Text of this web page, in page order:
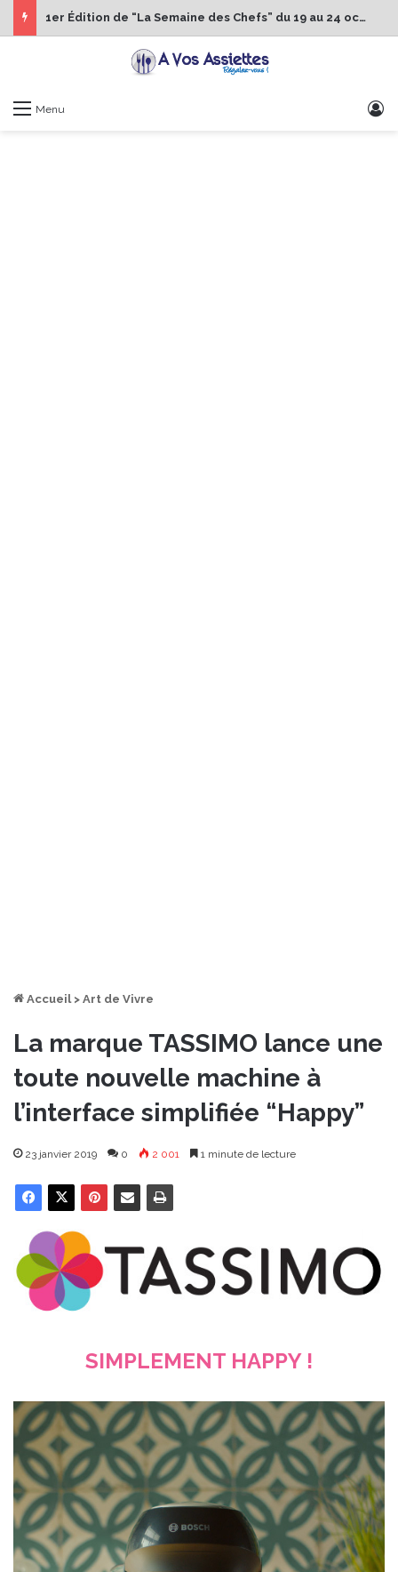
1er Édition de “La Semaine des Chefs” du 19 au 24 octobre 2026
Menu
Accueil > Art de Vivre
La marque TASSIMO lance une
toute nouvelle machine à
l’interface simplifiée “Happy”
23 janvier 2019 0 2 001 1 minute de lecture
SIMPLEMENT HAPPY !